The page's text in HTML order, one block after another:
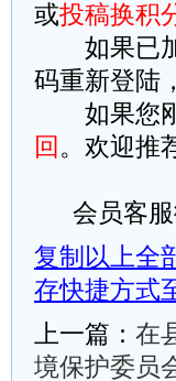
或投稿换积
如果已加
码重新登陆
如果您刚
回 。欢迎推
会员客服
复制以上全
存快捷方式
上一篇： 在
境保护委员